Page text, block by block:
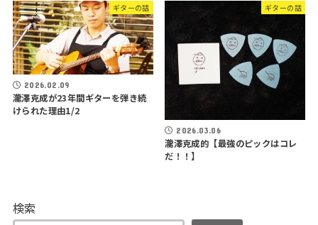
ギターの話
2026.02.09
瀧澤克成が23年間ギターを弾き続
けられた理由1/2
ギターの話
2026.03.06
瀧澤克成的【最強のピックはコレ
だ！！】
検索